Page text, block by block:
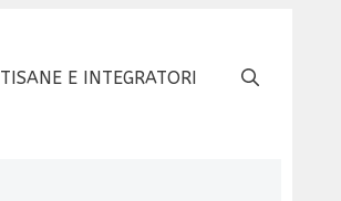
TISANE E INTEGRATORI